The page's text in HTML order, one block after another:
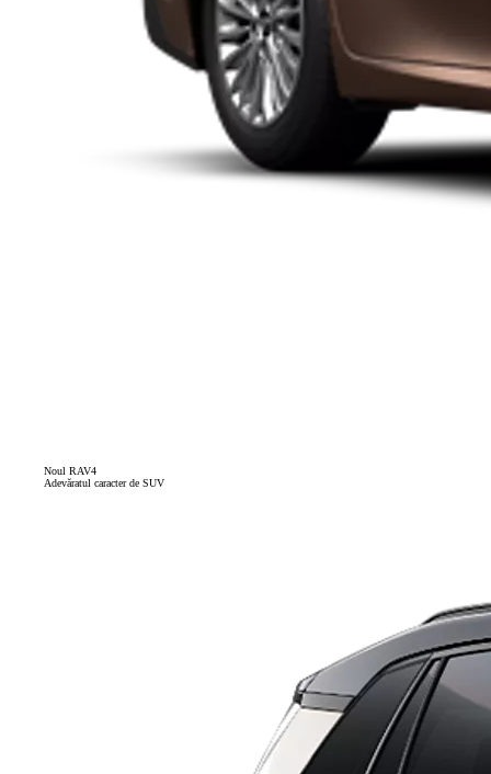
Noul RAV4
Adevăratul caracter de SUV